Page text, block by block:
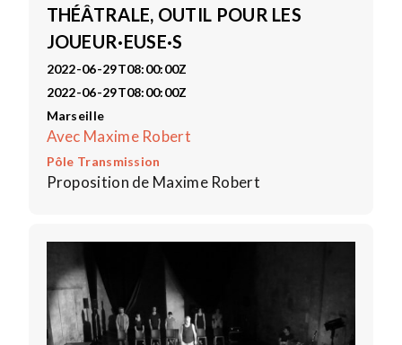
THÉÂTRALE, OUTIL POUR LES
JOUEUR·EUSE·S
2022-06-29T08:00:00Z
2022-06-29T08:00:00Z
Marseille
Avec Maxime Robert
Pôle Transmission
Proposition de Maxime Robert